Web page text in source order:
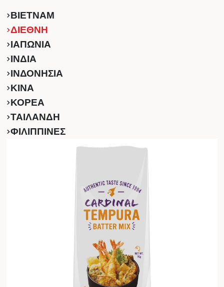
ΒΙΕΤΝΑΜ
ΔΙΕΘΝΗ
ΙΑΠΩΝΙΑ
ΙΝΔΙΑ
ΙΝΔΟΝΗΣΙΑ
ΚINA
ΚΟΡΕΑ
ΤΑΙΛΑΝΔΗ
ΦΙΛΙΠΠΙΝΕΣ